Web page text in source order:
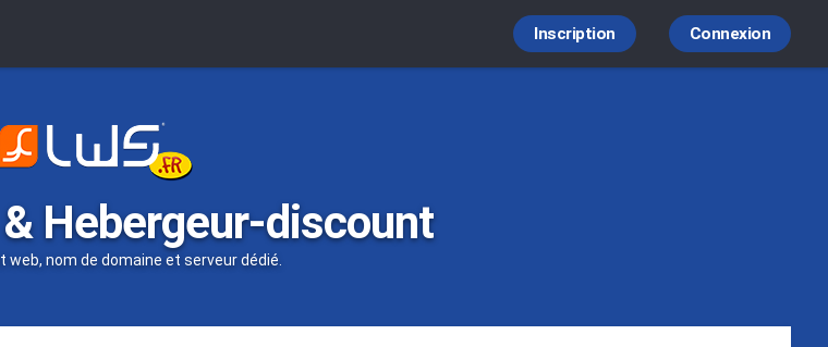
Connexion
Inscription
Hebergeur-discount
web, nom de domaine et serveur dédié.